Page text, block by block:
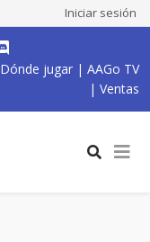
Iniciar sesión
Dónde jugar | AAGo TV
| Ventas